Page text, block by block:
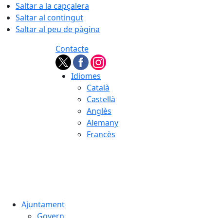
Saltar a la capçalera
Saltar al contingut
Saltar al peu de pàgina
Contacte
Idiomes
Català
Castellà
Anglès
Alemany
Francès
Ajuntament